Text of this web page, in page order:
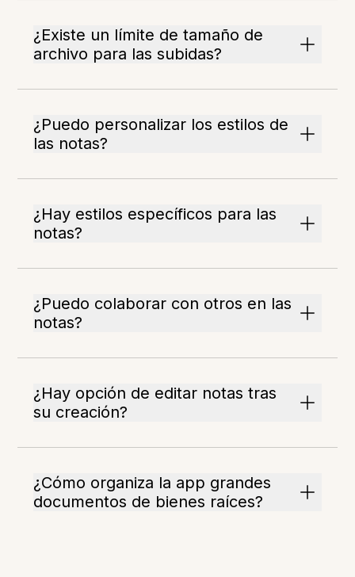
¿Existe un límite de tamaño de
archivo para las subidas?
¿Puedo personalizar los estilos de
las notas?
¿Hay estilos específicos para las
notas?
¿Puedo colaborar con otros en las
notas?
¿Hay opción de editar notas tras
su creación?
¿Cómo organiza la app grandes
documentos de bienes raíces?